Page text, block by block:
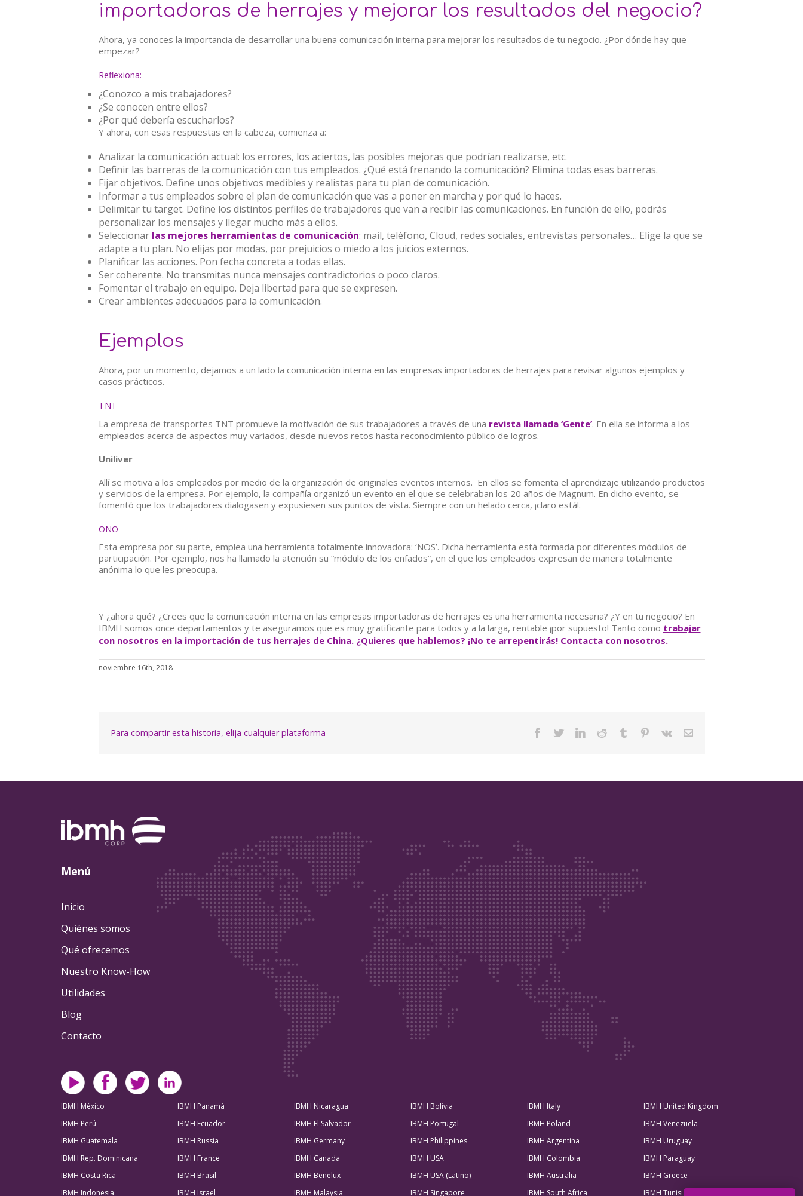
importadoras de herrajes y mejorar los resultados del negocio?
Ahora, ya conoces la importancia de desarrollar una buena comunicación interna para mejorar los resultados de tu negocio. ¿Por dónde hay que
empezar?
Reflexiona:
¿Conozco a mis trabajadores?
¿Se conocen entre ellos?
¿Por qué debería escucharlos?
Y ahora, con esas respuestas en la cabeza, comienza a:
Analizar la comunicación actual: los errores, los aciertos, las posibles mejoras que podrían realizarse, etc.
Definir las barreras de la comunicación con tus empleados. ¿Qué está frenando la comunicación? Elimina todas esas barreras.
Fijar objetivos. Define unos objetivos medibles y realistas para tu plan de comunicación.
Informar a tus empleados sobre el plan de comunicación que vas a poner en marcha y por qué lo haces.
Delimitar tu target. Define los distintos perfiles de trabajadores que van a recibir las comunicaciones. En función de ello, podrás
personalizar los mensajes y llegar mucho más a ellos.
Seleccionar las mejores herramientas de comunicación: mail, teléfono, Cloud, redes sociales, entrevistas personales… Elige la que se
adapte a tu plan. No elijas por modas, por prejuicios o miedo a los juicios externos.
Planificar las acciones. Pon fecha concreta a todas ellas.
Ser coherente. No transmitas nunca mensajes contradictorios o poco claros.
Fomentar el trabajo en equipo. Deja libertad para que se expresen.
Crear ambientes adecuados para la comunicación.
Ejemplos
Ahora, por un momento, dejamos a un lado la comunicación interna en las empresas importadoras de herrajes para revisar algunos ejemplos y
casos prácticos.
TNT
La empresa de transportes TNT promueve la motivación de sus trabajadores a través de una revista llamada ‘Gente’. En ella se informa a los
empleados acerca de aspectos muy variados, desde nuevos retos hasta reconocimiento público de logros.
Uniliver
Allí se motiva a los empleados por medio de la organización de originales eventos internos. En ellos se fomenta el aprendizaje utilizando productos
y servicios de la empresa. Por ejemplo, la compañía organizó un evento en el que se celebraban los 20 años de Magnum. En dicho evento, se
fomentó que los trabajadores dialogasen y expusiesen sus puntos de vista. Siempre con un helado cerca, ¡claro está!.
ONO
Esta empresa por su parte, emplea una herramienta totalmente innovadora: ‘NOS’. Dicha herramienta está formada por diferentes módulos de
participación. Por ejemplo, nos ha llamado la atención su “módulo de los enfados”, en el que los empleados expresan de manera totalmente
anónima lo que les preocupa.
Y ¿ahora qué? ¿Crees que la comunicación interna en las empresas importadoras de herrajes es una herramienta necesaria? ¿Y en tu negocio? En
IBMH somos once departamentos y te aseguramos que es muy gratificante para todos y a la larga, rentable ¡por supuesto! Tanto como trabajar
con nosotros en la importación de tus herrajes de China. ¿Quieres que hablemos? ¡No te arrepentirás! Contacta con nosotros.
noviembre 16th, 2018
Para compartir esta historia, elija cualquier plataforma Facebook
TwitterLinkedin
Reddit TumblrPinterest
Vk Email
Menú
Inicio
Quiénes somos
Qué ofrecemos
Nuestro Know-How
Utilidades
Blog
Contacto
IBMH México IBMH Panamá IBMH Nicaragua IBMH Bolivia IBMH Italy
IBMH United Kingdom
IBMH Perú
IBMH Ecuador IBMH El Salvador IBMH Portugal IBMH Poland
IBMH Venezuela
IBMH Guatemala
IBMH Russia IBMH Germany IBMH Philippines IBMH Argentina
IBMH Uruguay
IBMH Rep. Dominicana
IBMH France IBMH Canada IBMH USA IBMH Colombia
IBMH Paraguay
IBMH Costa Rica
IBMH Brasil IBMH Benelux IBMH USA (Latino) IBMH Australia
IBMH Greece
IBMH Indonesia
IBMH Israel IBMH Malaysia IBMH Singapore IBMH South Africa IBMH Tunisia